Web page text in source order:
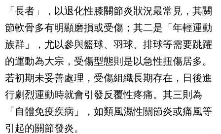
「長者」，以退化性膝關節炎狀況最常見，其關
節軟骨多有明顯磨損或受傷；其二是「年輕運動
族群」，尤以參與籃球、羽球、排球等需要跳躍
的運動為大宗，受傷型態則是以急性扭傷居多。
若初期未妥善處理，受傷組織長期存在，日後進
行劇烈運動時就會引發反覆性疼痛。其三則為
「自體免疫疾病」，如類風濕性關節炎或痛風等
引起的關節發炎。